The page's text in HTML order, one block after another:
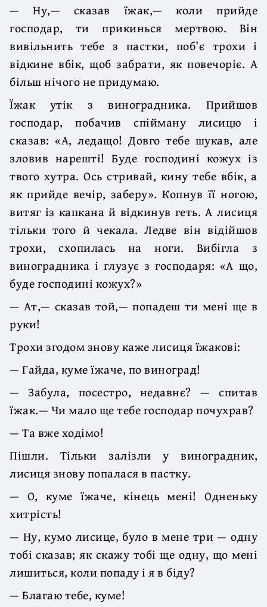
— Ну,— сказав їжак,— коли прийде
господар, ти прикинься мертвою. Він
вивільнить тебе з пастки, поб’є трохи і
відкине вбік, щоб забрати, як повечоріє. А
більш нічого не придумаю.
Їжак утік з виноградника. Прийшов
господар, побачив спійману лисицю і
сказав: «А, ледащо! Довго тебе шукав, але
зловив нарешті! Буде господині кожух із
твого хутра. Ось стривай, кину тебе вбік, а
як прийде вечір, заберу». Копнув її ногою,
витяг із капкана й відкинув геть. А лисиця
тільки того й чекала. Ледве він відійшов
трохи, схопилась на ноги. Вибігла з
виноградника і глузує з господаря: «А що,
буде господині кожух?»
— Ат,— сказав той,— попадеш ти мені ще в
руки!
Трохи згодом знову каже лисиця їжакові:
— Гайда, куме їжаче, по виноград!
— Забула, посестро, недавнє? — спитав
їжак.— Чи мало ще тебе господар почухрав?
— Та вже ходімо!
Пішли. Тільки залізли у виноградник,
лисиця знову попалася в пастку.
— О, куме їжаче, кінець мені! Одненьку
хитрість!
— Ну, кумо лисице, було в мене три — одну
тобі сказав; як скажу тобі ще одну, що мені
лишиться, коли попаду і я в біду?
— Благаю тебе, куме!